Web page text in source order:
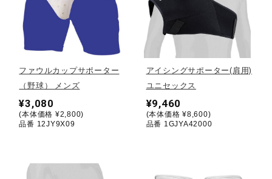
テニス／ソフトテニス
バドミントン
陸上競技
ファウルカップサポーター
（野球） メンズ
¥3,080
(本体価格 ¥2,800)
品番 12JY9X09
アイシングサポーター(肩用)
ユニセックス
¥9,460
(本体価格 ¥8,600)
品番 1GJYA42000